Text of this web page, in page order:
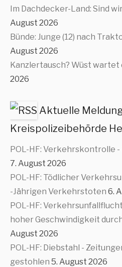
Im Dachdecker-Land: Sind
August 2026
Bünde: Junge (12) nach
August 2026
Kanzlertausch? Wüst
2026
Aktuelle
Kreispolizeibehörde
POL-HF: Verkehrskontrolle
7. August 2026
POL-HF: Tödlicher
-Jährigen Verkehrstoten 6.
POL-HF:
hoher Geschwindigkeit
August 2026
POL-HF: Diebstahl -
gestohlen 5. August 2026